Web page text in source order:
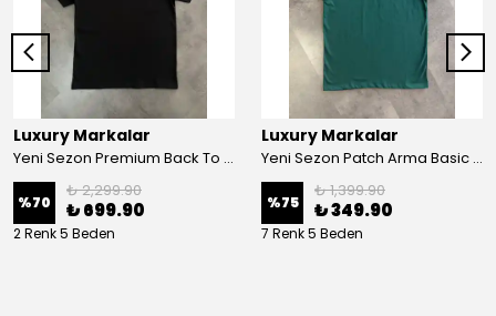
Luxury Markalar
Yeni Sezon Premium Back To Print Baskılı T-shirt
%70
₺ 2,299.90
₺ 699.90
2 Renk 5 Beden
Luxury Markalar
Yeni Sezon Patch Arma Basic Mini Logo T-shirt
%75
₺ 1,399.90
₺ 349.90
7 Renk 5 Beden